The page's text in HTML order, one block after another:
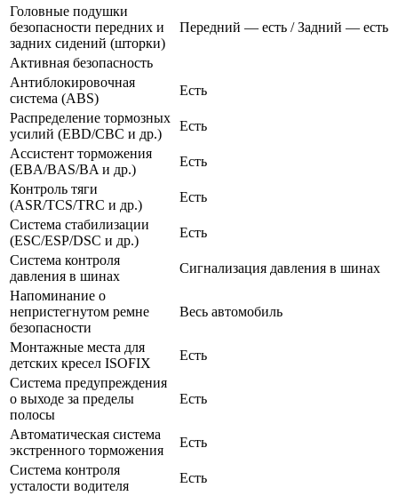
Головные подушки
безопасности передних и
задних сидений (шторки)
Передний — есть / Задний — есть
Активная безопасность
Антиблокировочная
система (ABS)
Есть
Распределение тормозных
усилий (EBD/CBC и др.)
Есть
Ассистент торможения
(EBA/BAS/BA и др.)
Есть
Контроль тяги
(ASR/TCS/TRC и др.)
Есть
Система стабилизации
(ESC/ESP/DSC и др.)
Есть
Система контроля
давления в шинах
Сигнализация давления в шинах
Напоминание о
непристегнутом ремне
безопасности
Весь автомобиль
Монтажные места для
детских кресел ISOFIX
Есть
Система предупреждения
о выходе за пределы
полосы
Есть
Автоматическая система
экстренного торможения
Есть
Система контроля
усталости водителя
Есть